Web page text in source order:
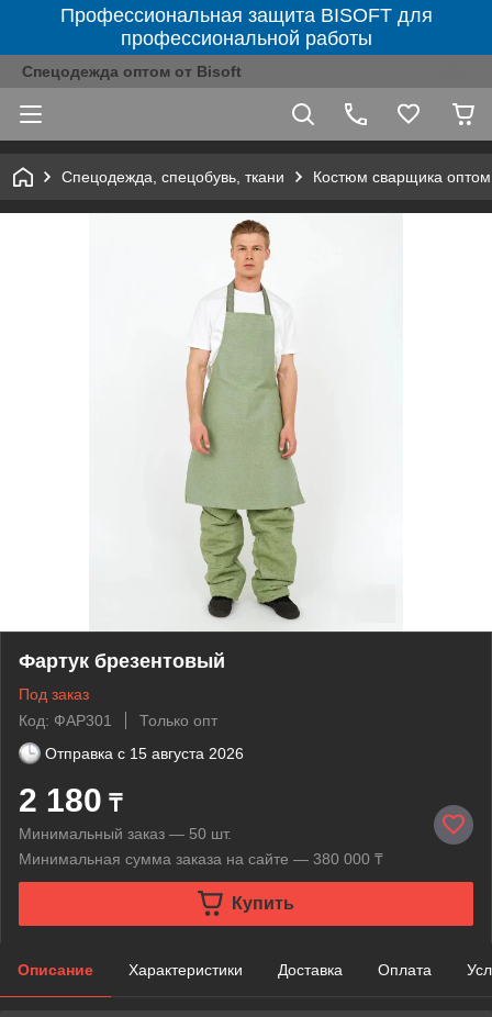
Профессиональная защита BISOFT для
профессиональной работы
Спецодежда оптом от Bisoft
Спецодежда, спецобувь, ткани Костюм сварщика оптом
Фартук брезентовый
Под заказ
Код: ФАР301
Только опт
Отправка с 15 августа 2026
2 180 ₸
Минимальный заказ — 50 шт.
Минимальная сумма заказа на сайте — 380 000 ₸
Купить
Описание Характеристики Доставка Оплата